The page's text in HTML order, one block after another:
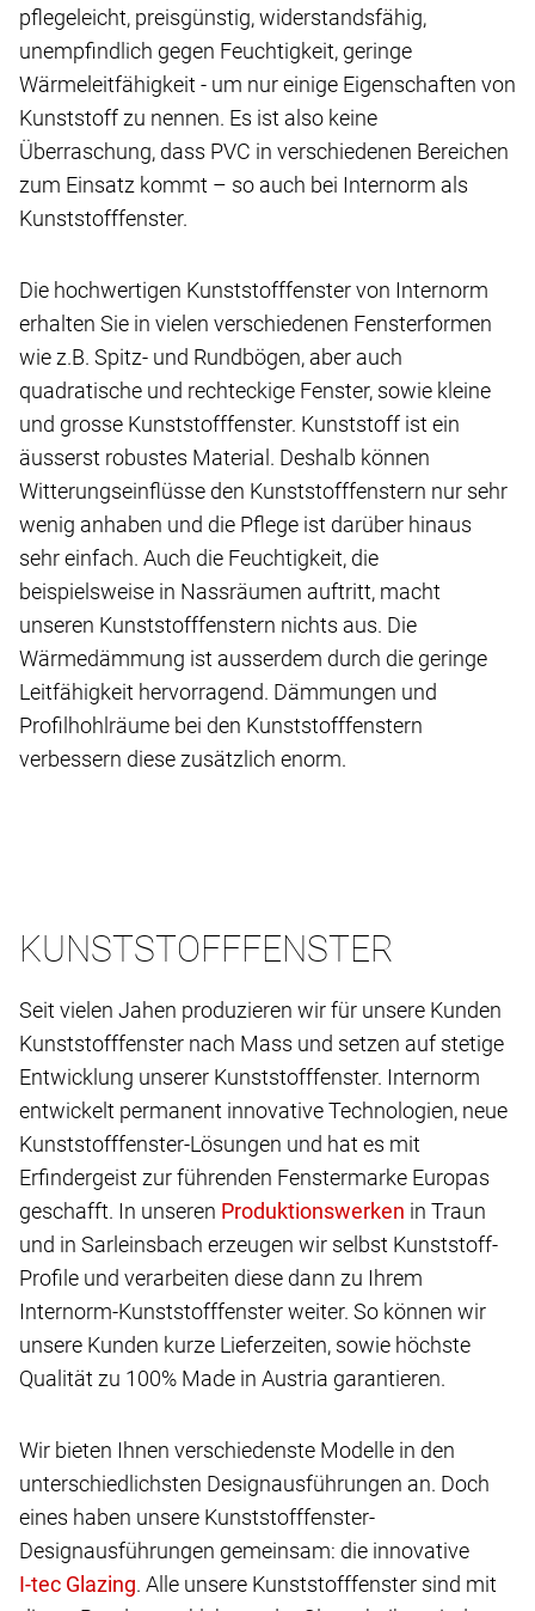
pflegeleicht, preisgünstig, widerstandsfähig,
unempfindlich gegen Feuchtigkeit, geringe
Wärmeleitfähigkeit - um nur einige Eigenschaften von
Kunststoff zu nennen. Es ist also keine
Überraschung, dass PVC in verschiedenen Bereichen
zum Einsatz kommt – so auch bei Internorm als
Kunststofffenster.
Die hochwertigen Kunststofffenster von Internorm
erhalten Sie in vielen verschiedenen Fensterformen
wie z.B. Spitz- und Rundbögen, aber auch
quadratische und rechteckige Fenster, sowie kleine
und grosse Kunststofffenster. Kunststoff ist ein
äusserst robustes Material. Deshalb können
Witterungseinflüsse den Kunststofffenstern nur sehr
wenig anhaben und die Pflege ist darüber hinaus
sehr einfach. Auch die Feuchtigkeit, die
beispielsweise in Nassräumen auftritt, macht
unseren Kunststofffenstern nichts aus. Die
Wärmedämmung ist ausserdem durch die geringe
Leitfähigkeit hervorragend. Dämmungen und
Profilhohlräume bei den Kunststofffenstern
verbessern diese zusätzlich enorm.
KUNSTSTOFFFENSTER
Seit vielen Jahen produzieren wir für unsere Kunden
Kunststofffenster nach Mass und setzen auf stetige
Entwicklung unserer Kunststofffenster. Internorm
entwickelt permanent innovative Technologien, neue
Kunststofffenster-Lösungen und hat es mit
Erfindergeist zur führenden Fenstermarke Europas
geschafft. In unseren
in Traun
und in Sarleinsbach erzeugen wir selbst Kunststoff-
Profile und verarbeiten diese dann zu Ihrem
Internorm-Kunststofffenster weiter. So können wir
unsere Kunden kurze Lieferzeiten, sowie höchste
Qualität zu 100% Made in Austria garantieren.
Wir bieten Ihnen verschiedenste Modelle in den
unterschiedlichsten Designausführungen an. Doch
eines haben unsere Kunststofffenster-
Designausführungen gemeinsam: die innovative
. Alle unsere Kunststofffenster sind mit